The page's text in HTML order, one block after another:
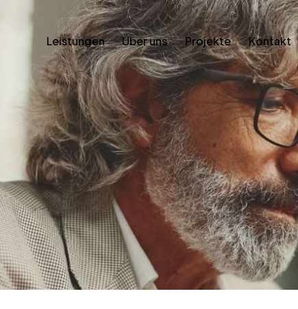
Leistungen Über uns Projekte Kontakt